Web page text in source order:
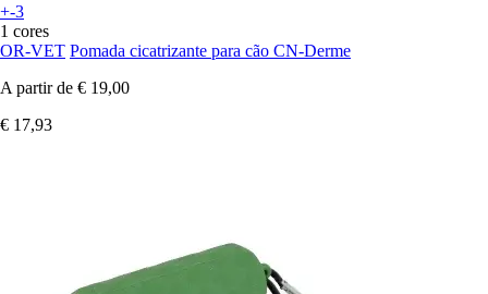
+-3
1 cores
OR-VET Pomada cicatrizante para cão CN-Derme
A partir de € 19,00
€ 17,93